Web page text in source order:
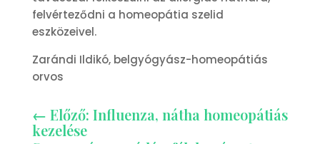
felvérteződni a homeopátia szelid
eszközeivel.
Zarándi Ildikó, belgyógyász-homeopátiás
orvos
← Előző: Influenza, nátha homeopátiás
kezelése